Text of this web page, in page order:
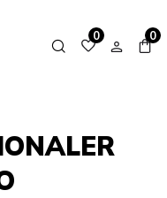
0 0
PAREO